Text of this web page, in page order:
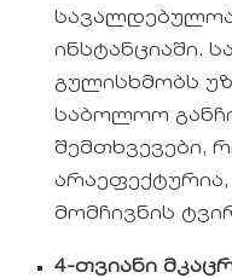
სავალდებულოა
ინსტანციაში.
გულისხმობს
საბოლოო
შემთხვევები,
მომჩივნის
4-თვიანი